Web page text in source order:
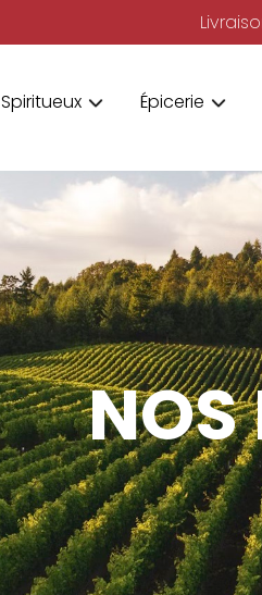
Spiritueux Épicerie
NOS